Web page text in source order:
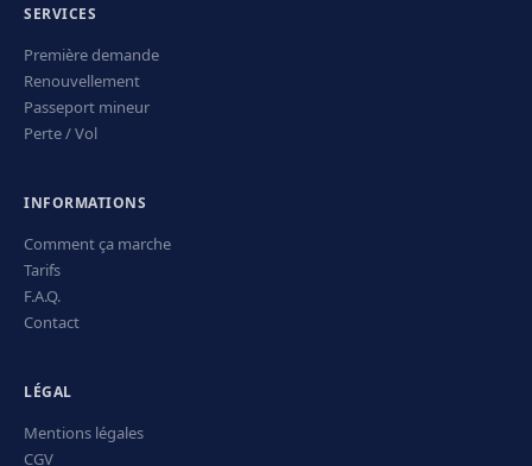
SERVICES
Première demande
Renouvellement
Passeport mineur
Perte / Vol
INFORMATIONS
Comment ça marche
Tarifs
F.A.Q.
Contact
LÉGAL
Mentions légales
CGV